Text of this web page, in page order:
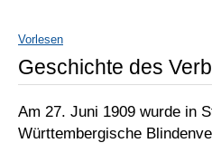
Vorlesen
Geschichte des
Am 27. Juni 1909 wurde in
Württembergische